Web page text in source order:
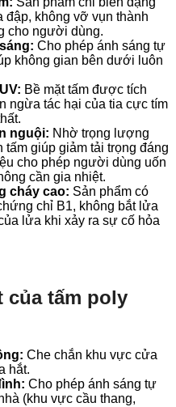
đập, không vỡ vụn thành
cho người dùng.
Cho phép ánh sáng tự
không gian bên dưới luôn
Bề mặt tấm được tích
ngừa tác hại của tia cực tím
nguội: Nhờ trọng lượng
giúp giảm tải trọng đáng
cho phép người dùng uốn
cần gia nhiệt.
cháy cao: Sản phẩm có
chỉ B1, không bắt lửa
lửa khi xảy ra sự cố hỏa
của tấm poly
Che chắn khu vực cửa
hắt.
Cho phép ánh sáng tự
(khu vực cầu thang,